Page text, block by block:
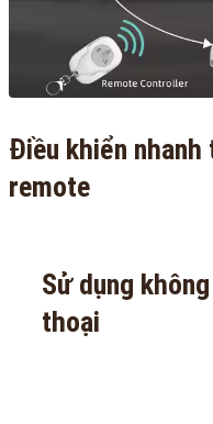
Điều khiển
remote
Sử dụng
thoại